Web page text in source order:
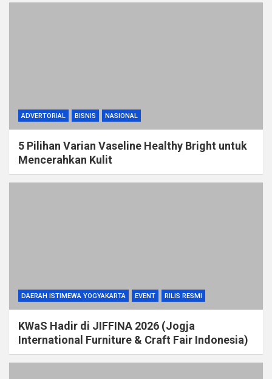
ADVERTORIAL BISNIS NASIONAL
5 Pilihan Varian Vaseline Healthy Bright untuk
Mencerahkan Kulit
DAERAH ISTIMEWA YOGYAKARTA EVENT RILIS RESMI
KWaS Hadir di JIFFINA 2026 (Jogja
International Furniture & Craft Fair Indonesia)